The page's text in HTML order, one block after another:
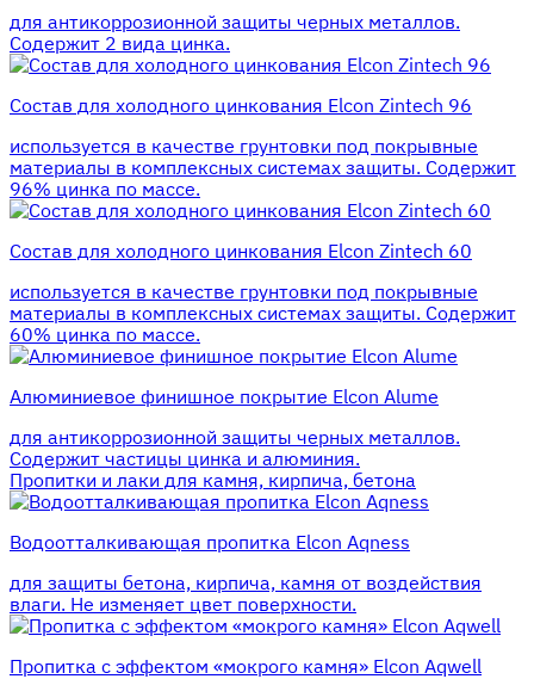
для антикоррозионной защиты черных металлов.
Содержит 2 вида цинка.
Состав для холодного цинкования Elcon Zintech 96
используется в качестве грунтовки под покрывные
материалы в комплексных системах защиты. Cодержит
96% цинка по массе.
Состав для холодного цинкования Elcon Zintech 60
используется в качестве грунтовки под покрывные
материалы в комплексных системах защиты. Cодержит
60% цинка по массе.
Алюминиевое финишное покрытие Elcon Alume
для антикоррозионной защиты черных металлов.
Содержит частицы цинка и алюминия.
Пропитки и лаки для камня, кирпича, бетона
Водоотталкивающая пропитка Elcon Aqness
для защиты бетона, кирпича, камня от воздействия
влаги. Не изменяет цвет поверхности.
Пропитка с эффектом «мокрого камня» Elcon Aqwell